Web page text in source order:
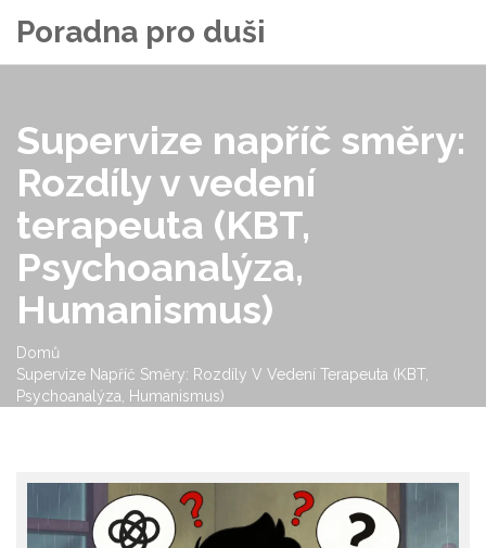
Poradna pro duši
Supervize napříč směry:
Rozdíly v vedení
terapeuta (KBT,
Psychoanalýza,
Humanismus)
Domů
Supervize Napříč Směry: Rozdíly V Vedení Terapeuta (KBT,
Psychoanalýza, Humanismus)